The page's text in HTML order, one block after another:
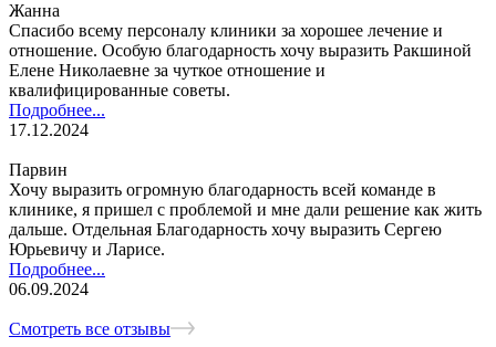
Жанна
Спасибо всему персоналу клиники за хорошее лечение и
отношение. Особую благодарность хочу выразить Ракшиной
Елене Николаевне за чуткое отношение и
квалифицированные советы.
Подробнее...
17.12.2024
Парвин
Хочу выразить огромную благодарность всей команде в
клинике, я пришел с проблемой и мне дали решение как жить
дальше. Отдельная Благодарность хочу выразить Сергею
Юрьевичу и Ларисе.
Подробнее...
06.09.2024
Смотреть все отзывы